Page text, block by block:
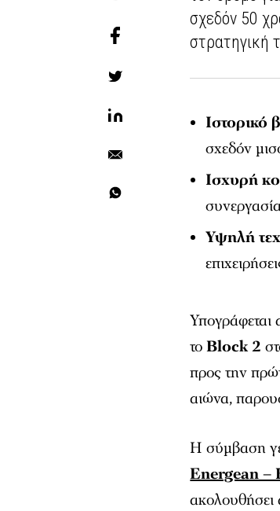
σχεδόν 50
στρατηγική
Ιστορικό
σχεδόν
Ισχυρή
Υψηλή
Υπογράφεται
τοBlock 2
προς την
αιώνα,
Η σύμβαση
Energean